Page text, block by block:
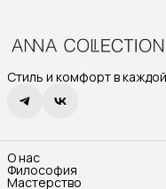
Стиль и комфорт в
О нас
Философия
Мастерство